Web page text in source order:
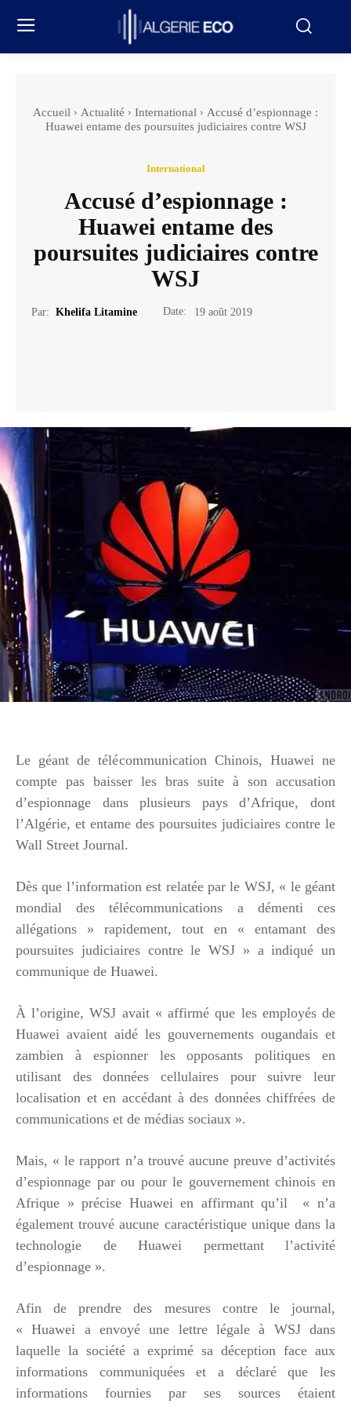
Accueil Actualité International
Accusé d’espionnage :
Huawei entame des poursuites judiciaires contre WSJ
International
Accusé d’espionnage :
Huawei entame des
poursuites judiciaires contre
WSJ
Par: Khelifa Litamine Date: 19 août 2019
Le géant de télécommunication Chinois, Huawei ne
compte pas baisser les bras suite à son accusation
d’espionnage dans plusieurs pays d’Afrique, dont
l’Algérie, et entame des poursuites judiciaires contre le
Wall Street Journal.
Dès que l’information est relatée par le WSJ, « le géant
mondial des télécommunications a démenti ces
allégations » rapidement, tout en « entamant des
poursuites judiciaires contre le WSJ » a indiqué un
communique de Huawei.
À l’origine, WSJ avait « affirmé que les employés de
Huawei avaient aidé les gouvernements ougandais et
zambien à espionner les opposants politiques en
utilisant des données cellulaires pour suivre leur
localisation et en accédant à des données chiffrées de
communications et de médias sociaux ».
Mais, « le rapport n’a trouvé aucune preuve d’activités
d’espionnage par ou pour le gouvernement chinois en
Afrique » précise Huawei en affirmant qu’il « n’a
également trouvé aucune caractéristique unique dans la
technologie de Huawei permettant l’activité
d’espionnage ».
Afin de prendre des mesures contre le journal,
« Huawei a envoyé une lettre légale à WSJ dans
laquelle la société a exprimé sa déception face aux
informations communiquées et a déclaré que les
informations fournies par ses sources étaient